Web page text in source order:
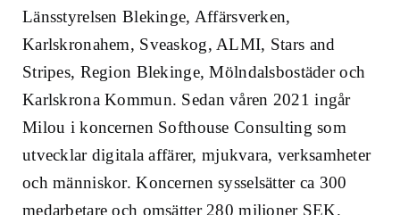
Länsstyrelsen Blekinge, Affärsverken,
Karlskronahem, Sveaskog, ALMI, Stars and
Stripes, Region Blekinge, Mölndalsbostäder och
Karlskrona Kommun. Sedan våren 2021 ingår
Milou i koncernen Softhouse Consulting som
utvecklar digitala affärer, mjukvara, verksamheter
och människor. Koncernen sysselsätter ca 300
medarbetare och omsätter 280 miljoner SEK.